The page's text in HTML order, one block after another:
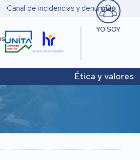
Canal de incidencias y denuncias
YO SOY
Pers.
Ética y valores